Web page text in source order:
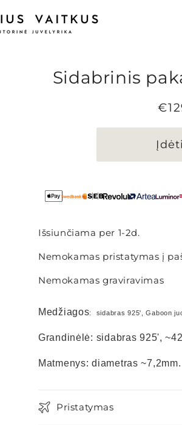
Sidabrinis
Išsiunčiama per 1-2d.
Nemokamas pristatymas į
Nemokamas graviravimas
Medžiagos: sidabras 925', Gaboon
Grandinėlė: sidabras 925',
Matmenys: diametras ~7,2mm.
Pristatymas